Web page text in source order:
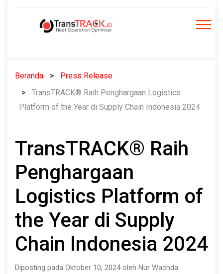
Beranda
Press Release
TransTRACK® Raih Penghargaan Logistics
Platform of the Year di Supply Chain Indonesia 2024
TransTRACK® Raih
Penghargaan
Logistics Platform of
the Year di Supply
Chain Indonesia 2024
Diposting pada Oktober 10, 2024 oleh Nur Wachda